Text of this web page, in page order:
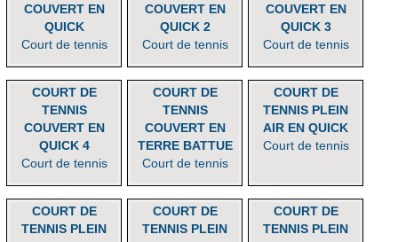
COUVERT EN
QUICK
Court de tennis
COUVERT EN
QUICK 2
Court de tennis
COUVERT EN
QUICK 3
Court de tennis
COURT DE
TENNIS
COUVERT EN
QUICK 4
Court de tennis
COURT DE
TENNIS
COUVERT EN
TERRE BATTUE
Court de tennis
COURT DE
TENNIS PLEIN
AIR EN QUICK
Court de tennis
COURT DE
TENNIS PLEIN
COURT DE
TENNIS PLEIN
COURT DE
TENNIS PLEIN